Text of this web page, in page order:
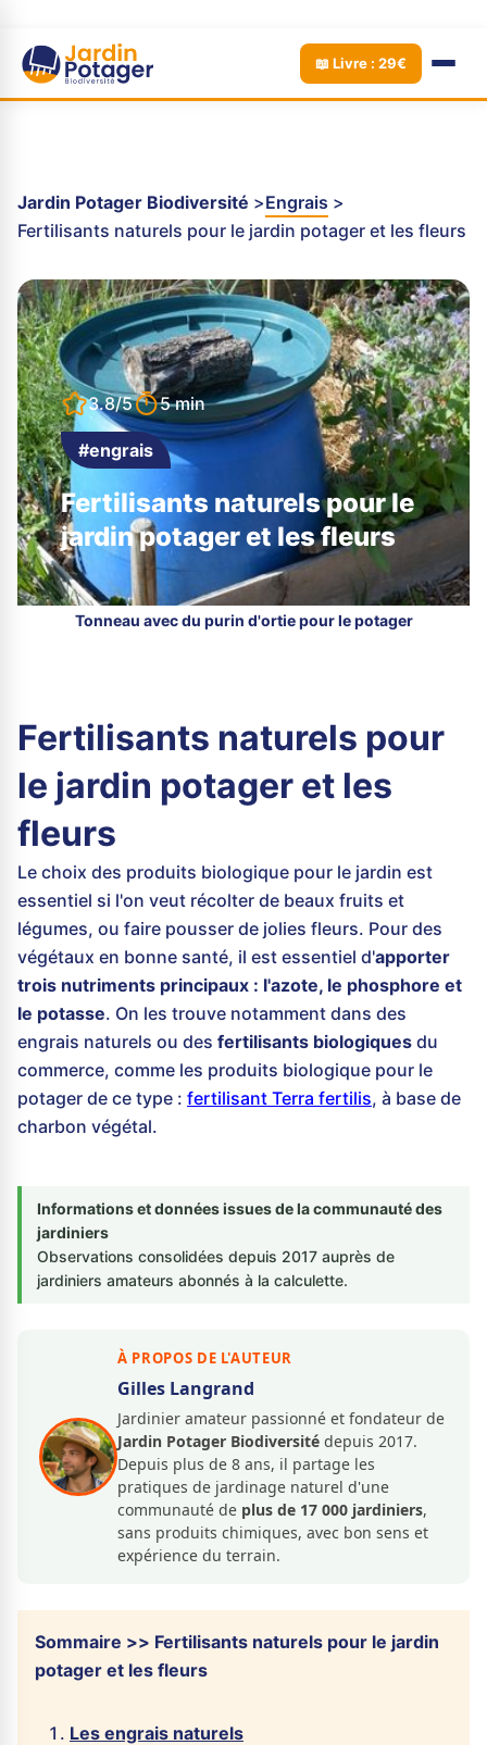
📖 Livre : 29€
Jardin Potager Biodiversité
Engrais
Fertilisants naturels pour le jardin potager et les fleurs
3.8/5 5 min
#engrais
Fertilisants naturels pour le
jardin potager et les fleurs
Tonneau avec du purin d'ortie pour le potager
Fertilisants naturels pour
le jardin potager et les
fleurs
Le choix des produits biologique pour le jardin est
essentiel si l'on veut récolter de beaux fruits et
légumes, ou faire pousser de jolies fleurs. Pour des
végétaux en bonne santé, il est essentiel d'apporter
trois nutriments principaux : l'azote, le phosphore et
le potasse. On les trouve notamment dans des
engrais naturels ou des fertilisants biologiques du
commerce, comme les produits biologique pour le
potager de ce type : fertilisant Terra fertilis, à base de
charbon végétal.
Informations et données issues de la communauté des
jardiniers
Observations consolidées depuis 2017 auprès de
jardiniers amateurs abonnés à la calculette.
À PROPOS DE L'AUTEUR
Gilles Langrand
Jardinier amateur passionné et fondateur de
Jardin Potager Biodiversité depuis 2017.
Depuis plus de 8 ans, il partage les
pratiques de jardinage naturel d'une
communauté de plus de 17 000 jardiniers,
sans produits chimiques, avec bon sens et
expérience du terrain.
Sommaire >> Fertilisants naturels pour le jardin
potager et les fleurs
Les engrais naturels